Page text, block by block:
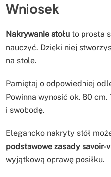
Wniosek
Nakrywanie stołu to prosta
nauczyć. Dzięki niej
na stole.
Pamiętaj o odpowiedniej
Powinna wynosić ok. 80
i swobodę.
Elegancko nakryty stół
podstawowe zasady savoir-
wyjątkową oprawę posiłku.